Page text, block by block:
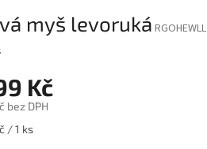
myš levoruká RGOHEWLL
Kč
bez DPH
/ 1 ks